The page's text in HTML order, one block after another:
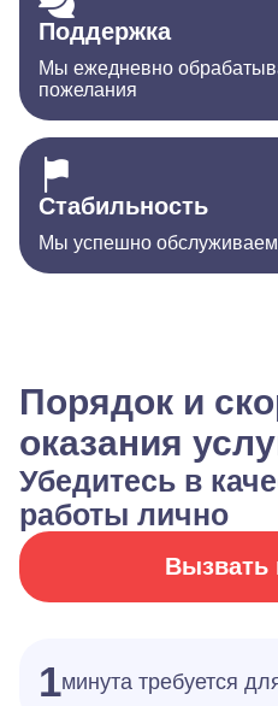
Поддержка
Мы ежедневно
пожелания
Стабильность
Мы успешно обслуживаем
Порядок и
оказания
Убедитесь в
работы лично
Вызвать
1минута требуется